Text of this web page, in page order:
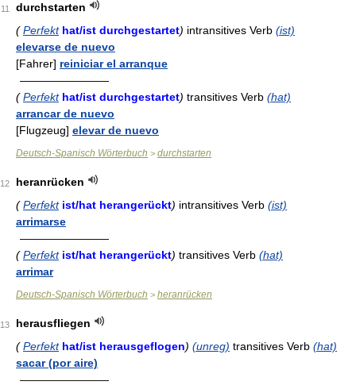
11
durchstarten
( Perfekt hat/ist durchgestartet) intransitives Verb (ist)
elevarse de nuevo
[Fahrer] reiniciar el arranque
————————
( Perfekt hat/ist durchgestartet) transitives Verb (hat)
arrancar de nuevo
[Flugzeug] elevar de nuevo
Deutsch-Spanisch Wörterbuch > durchstarten
12
heranrücken
( Perfekt ist/hat herangerückt) intransitives Verb (ist)
arrimarse
————————
( Perfekt ist/hat herangerückt) transitives Verb (hat)
arrimar
Deutsch-Spanisch Wörterbuch > heranrücken
13
herausfliegen
( Perfekt hat/ist herausgeflogen) (unreg) transitives Verb (hat)
sacar (por aire)
————————